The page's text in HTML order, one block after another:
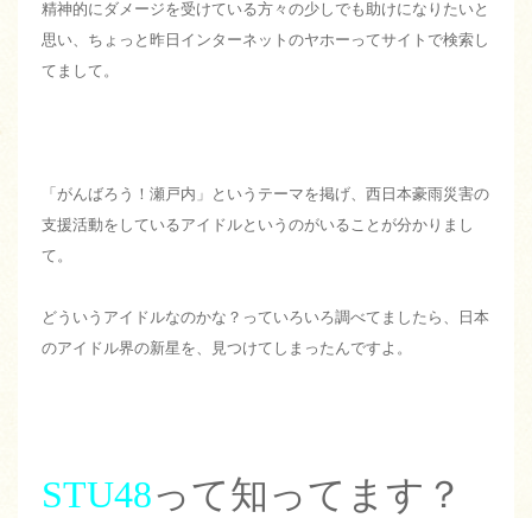
精神的にダメージを受けている方々の少しでも助けになりたいと
思い、ちょっと昨日インターネットのヤホーってサイトで検索し
てまして。
「がんばろう！瀬戸内」というテーマを掲げ、西日本豪雨災害の
支援活動をしているアイドルというのがいることが分かりまし
て。
どういうアイドルなのかな？っていろいろ調べてましたら、日本
のアイドル界の新星を、見つけてしまったんですよ。
STU48って知ってます？